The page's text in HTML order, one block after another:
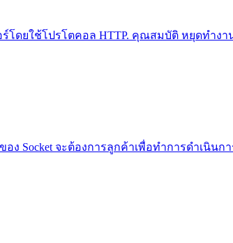
โดยใช้โปรโตคอล HTTP. คุณสมบัติ หยุดทำงา
ง Socket จะต้องการลูกค้าเพื่อทำการดำเนิ